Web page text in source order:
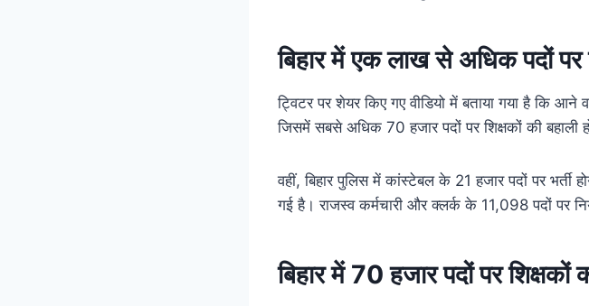
बिहार में एक लाख से अधिक पदों पर
ट्विटर पर शेयर किए गए वीडियो में बताया गया है कि आने
जिसमें सबसे अधिक 70 हजार पदों पर शिक्षकों की बहाली
वहीं, बिहार पुलिस में कांस्टेबल के 21 हजार पदों पर भर्ती
गई है। राजस्व कर्मचारी और क्लर्क के 11,098 पदों पर
बिहार में 70 हजार पदों पर शिक्षकों